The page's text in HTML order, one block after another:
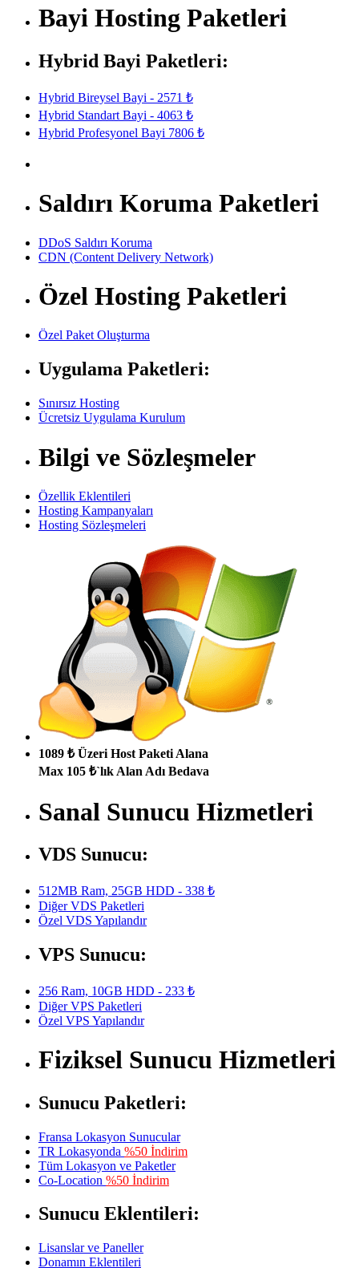
Bayi Hosting Paketleri
Hybrid Bayi Paketleri:
Hybrid Bireysel Bayi - 2571 ₺
Hybrid Standart Bayi - 4063 ₺
Hybrid Profesyonel Bayi 7806 ₺
Saldırı Koruma Paketleri
DDoS Saldırı Koruma
CDN (Content Delivery Network)
Özel Hosting Paketleri
Özel Paket Oluşturma
Uygulama Paketleri:
Sınırsız Hosting
Ücretsiz Uygulama Kurulum
Bilgi ve Sözleşmeler
Özellik Eklentileri
Hosting Kampanyaları
Hosting Sözleşmeleri
1089 ₺ Üzeri Host Paketi Alana
Max 105 ₺`lık Alan Adı Bedava
Sanal Sunucu Hizmetleri
VDS Sunucu:
512MB Ram, 25GB HDD - 338 ₺
Diğer VDS Paketleri
Özel VDS Yapılandır
VPS Sunucu:
256 Ram, 10GB HDD - 233 ₺
Diğer VPS Paketleri
Özel VPS Yapılandır
Fiziksel Sunucu Hizmetleri
Sunucu Paketleri:
Fransa Lokasyon Sunucular
TR Lokasyonda %50 İndirim
Tüm Lokasyon ve Paketler
Co-Location %50 İndirim
Sunucu Eklentileri:
Lisanslar ve Paneller
Donamın Eklentileri